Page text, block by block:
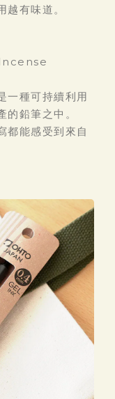
有味道。
Incense
一種可持續利用
鉛筆之中。
都能感受到來自